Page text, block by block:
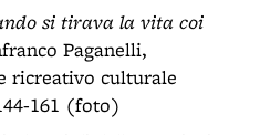
si tirava la vita coi
Paganelli,
ricreativo culturale
161 (foto)